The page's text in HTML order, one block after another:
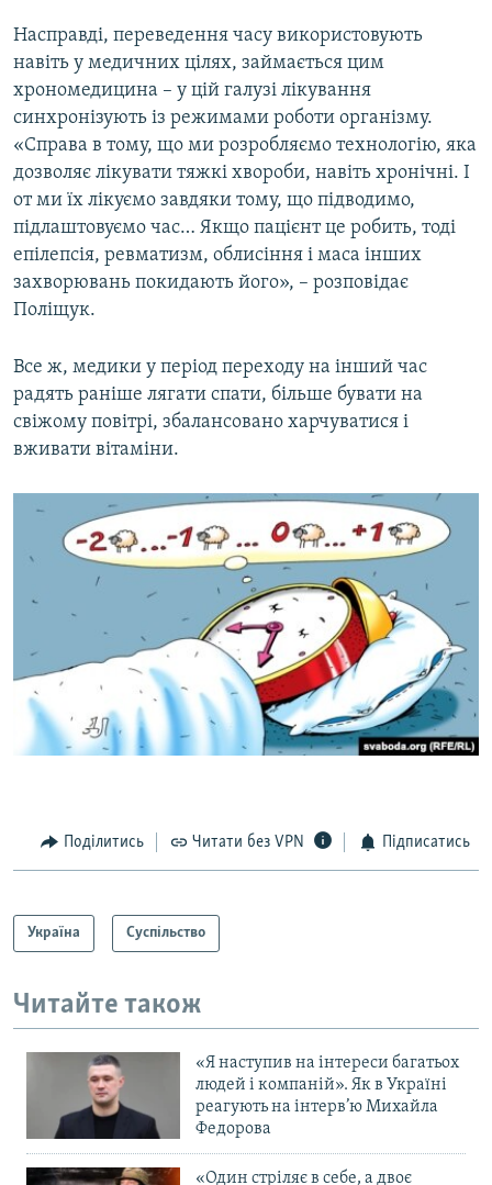
Насправді, переведення часу використовують
навіть у медичних цілях, займається цим
хрономедицина – у цій галузі лікування
синхронізують із режимами роботи організму.
«Справа в тому, що ми розробляємо технологію, яка
дозволяє лікувати тяжкі хвороби, навіть хронічні. І
от ми їх лікуємо завдяки тому, що підводимо,
підлаштовуємо час… Якщо пацієнт це робить, тоді
епілепсія, ревматизм, облисіння і маса інших
захворювань покидають його», – розповідає
Поліщук.
Все ж, медики у період переходу на інший час
радять раніше лягати спати, більше бувати на
свіжому повітрі, збалансовано харчуватися і
вживати вітаміни.
Поділитись Читати без VPN Підписатись
Україна Суспільство
Читайте також
«Я наступив на інтереси багатьох
людей і компаній». Як в Україні
реагують на інтерв’ю Михайла
Федорова
«Один стріляє в себе, а двоє